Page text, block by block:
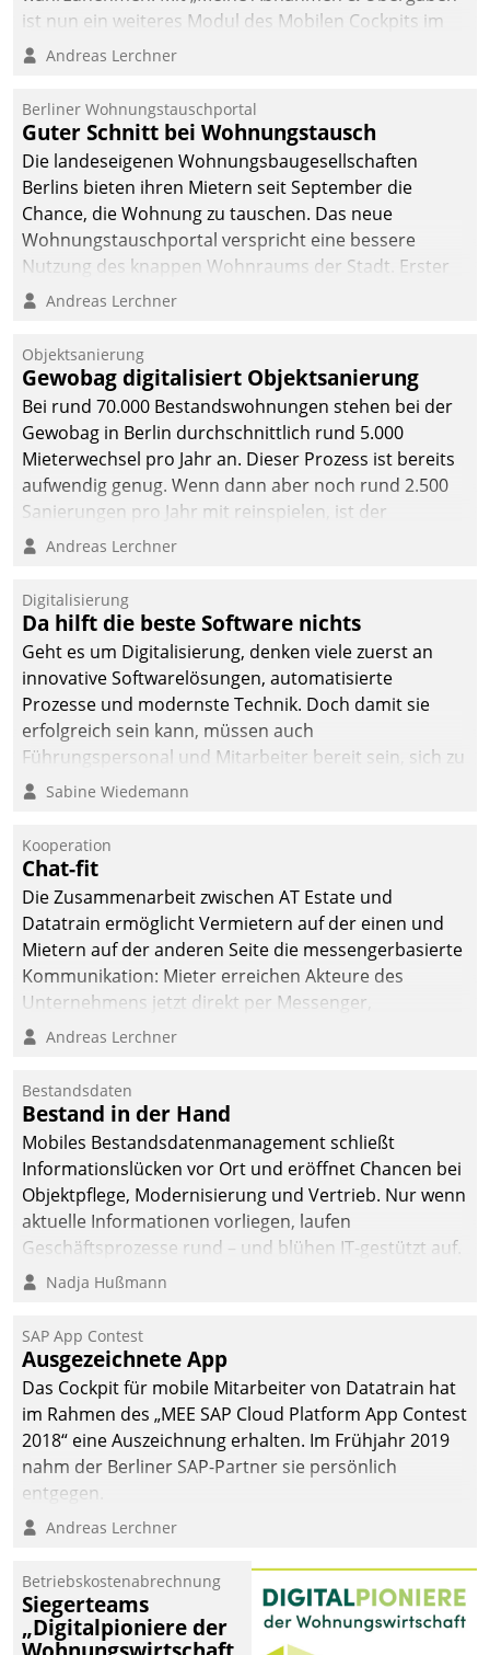
ist nun ein weiteres Modul des Mobilen Cockpits im
Einsatz.
Andreas Lerchner
Berliner Wohnungstauschportal
Guter Schnitt bei Wohnungstausch
Die landeseigenen Wohnungsbaugesellschaften
Berlins bieten ihren Mietern seit September die
Chance, die Wohnung zu tauschen. Das neue
Wohnungstauschportal verspricht eine bessere
Nutzung des knappen Wohnraums der Stadt. Erster
Anwendungsfall für Datatrains Lösung API-Hub mit
Unternehmen.
Andreas Lerchner
Objektsanierung
Gewobag digitalisiert Objektsanierung
Bei rund 70.000 Bestandswohnungen stehen bei der
Gewobag in Berlin durchschnittlich rund 5.000
Mieterwechsel pro Jahr an. Dieser Prozess ist bereits
aufwendig genug. Wenn dann aber noch rund 2.500
Sanierungen pro Jahr mit reinspielen, ist der
Betreuungs- und Organisationsaufwand immens. Im
kommunale Wohnungsbauunternehmen daher
gemeinsam mit der Berliner Datatrain GmbH den
Teilprozess der Objektsanierung digitalisiert.
Andreas Lerchner
Digitalisierung
Da hilft die beste Software nichts
Geht es um Digitalisierung, denken viele zuerst an
innovative Softwarelösungen, automatisierte
Prozesse und modernste Technik. Doch damit sie
erfolgreich sein kann, müssen auch
Führungspersonal und Mitarbeiter bereit sein, sich zu
verändern und anzupassen, sonst werden sie an ihr
Sabine Wiedemann
Kooperation
Chat-fit
Die Zusammenarbeit zwischen AT Estate und
Datatrain ermöglicht Vermietern auf der einen und
Mietern auf der anderen Seite die messengerbasierte
Kommunikation: Mieter erreichen Akteure des
Unternehmens jetzt direkt per Messenger,
Mitarbeiter oder Dienstleister empfangen oder
Andreas Lerchner
Bestandsdaten
Bestand in der Hand
Mobiles Bestandsdatenmanagement schließt
Informationslücken vor Ort und eröffnet Chancen bei
Objektpflege, Modernisierung und Vertrieb. Nur wenn
aktuelle Informationen vorliegen, laufen
Geschäftsprozesse rund – und blühen IT-gestützt auf.
Nadja Hußmann
SAP App Contest
Ausgezeichnete App
Das Cockpit für mobile Mitarbeiter von Datatrain hat
im Rahmen des „MEE SAP Cloud Platform App Contest
2018“ eine Auszeichnung erhalten. Im Frühjahr 2019
nahm der Berliner SAP-Partner sie persönlich
entgegen.
Andreas Lerchner
Betriebskostenabrechnung
Siegerteams
„Digitalpioniere der